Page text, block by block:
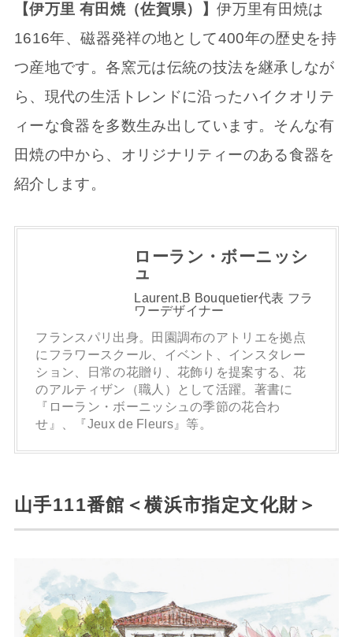
【伊万里 有田焼（佐賀県）】伊万里有田焼は
1616年、磁器発祥の地として400年の歴史を持
つ産地です。各窯元は伝統の技法を継承しなが
ら、現代の生活トレンドに沿ったハイクオリテ
ィーな食器を多数生み出しています。そんな有
田焼の中から、オリジナリティーのある食器を
紹介します。
ローラン・ボーニッシ
ュ
Laurent.B Bouquetier代表 フラ
ワーデザイナー
フランスパリ出身。田園調布のアトリエを拠点
にフラワースクール、イベント、インスタレー
ション、日常の花贈り、花飾りを提案する、花
のアルティザン（職人）として活躍。著書に
『ローラン・ボーニッシュの季節の花合わ
せ』、『Jeux de Fleurs』等。
山手111番館＜横浜市指定文化財＞